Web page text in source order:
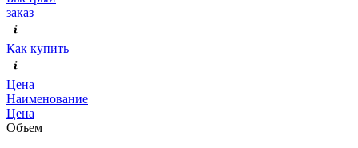
заказ
Как купить
Цена
Наименование
Цена
Объем